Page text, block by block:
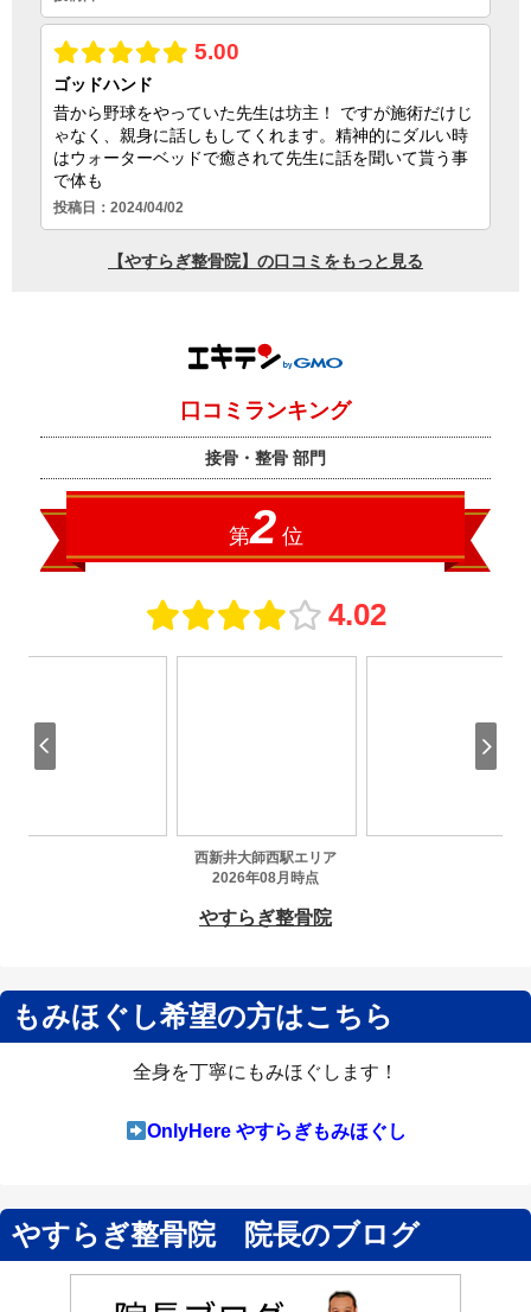
もみほぐし希望の方はこちら
全身を丁寧にもみほぐします！
OnlyHere やすらぎもみほぐし
やすらぎ整骨院 院長のブログ